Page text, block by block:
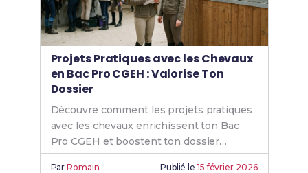
Projets Pratiques avec les Chevaux
en Bac Pro CGEH : Valorise Ton
Dossier
Découvre comment les projets pratiques
avec les chevaux enrichissent ton Bac
Pro CGEH et boostent ton dossier
professionnel.
ParRomain Publié le 15 février 2026